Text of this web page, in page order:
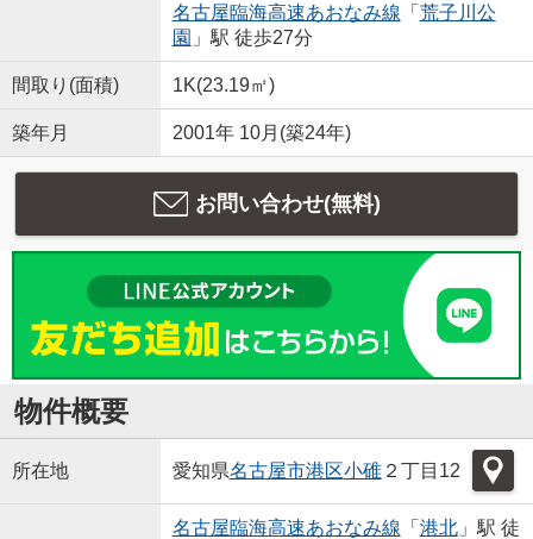
名古屋臨海高速あおなみ線 「 荒子川公
園 」駅 徒歩27分
間取り(面積) 1K(23.19㎡)
築年月 2001年 10月(築24年)
お問い合わせ(無料)
物件概要
所在地 愛知県名古屋市港区小碓２丁目12
名古屋臨海高速あおなみ線 「 港北」駅 徒